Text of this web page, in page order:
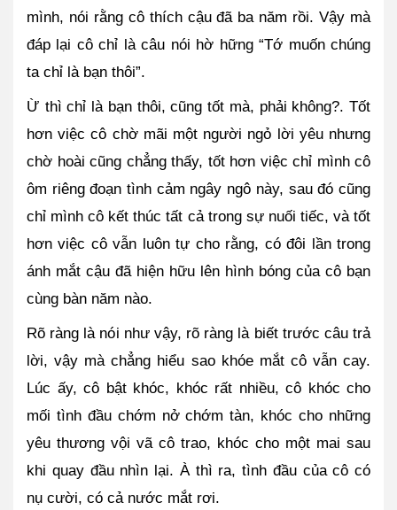
mình, nói rằng cô thích cậu đã ba năm rồi. Vậy mà
đáp lại cô chỉ là câu nói hờ hững “Tớ muốn chúng
ta chỉ là bạn thôi”.
Ừ thì chỉ là bạn thôi, cũng tốt mà, phải không?. Tốt
hơn việc cô chờ mãi một người ngỏ lời yêu nhưng
chờ hoài cũng chẳng thấy, tốt hơn việc chỉ mình cô
ôm riêng đoạn tình cảm ngây ngô này, sau đó cũng
chỉ mình cô kết thúc tất cả trong sự nuối tiếc, và tốt
hơn việc cô vẫn luôn tự cho rằng, có đôi lần trong
ánh mắt cậu đã hiện hữu lên hình bóng của cô bạn
cùng bàn năm nào.
Rõ ràng là nói như vậy, rõ ràng là biết trước câu trả
lời, vậy mà chẳng hiểu sao khóe mắt cô vẫn cay.
Lúc ấy, cô bật khóc, khóc rất nhiều, cô khóc cho
mối tình đầu chớm nở chớm tàn, khóc cho những
yêu thương vội vã cô trao, khóc cho một mai sau
khi quay đầu nhìn lại. À thì ra, tình đầu của cô có
nụ cười, có cả nước mắt rơi.